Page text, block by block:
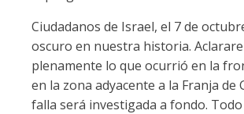
Ciudadanos de Israel, el 7 de
oscuro en nuestra historia.
plenamente lo que ocurrió en la
en la zona adyacente a la Franja de
falla será investigada a fondo.